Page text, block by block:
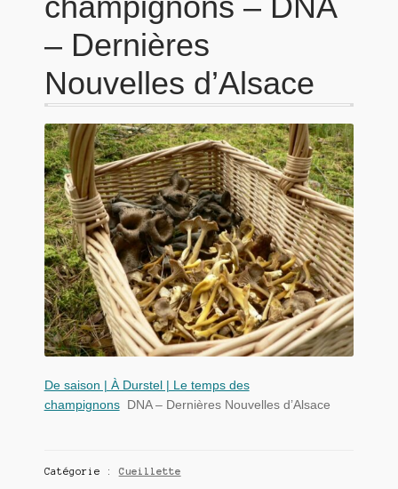
– Dernières
Nouvelles d’Alsace
De saison | À Durstel | Le temps des
champignons
DNA – Dernières Nouvelles d’Alsace
Catégorie : Cueillette